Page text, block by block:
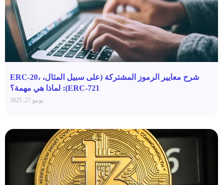
شرح معايير الرموز المشتركة (على سبيل المثال، ERC-20،
ERC-721): لماذا هي مهمة؟
يونيو 27, 2025